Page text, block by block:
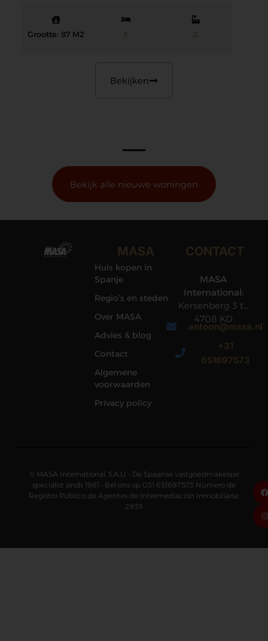
Grootte: 87 M2 3 2
Bekijken
Bekijk alle nieuwe woningen
MASA
Huis kopen in
Spanje
Regio’s en steden
Over MASA
Advies & blog
Contact
Algemene
voorwaarden
Privacy policy
CONTACT
MASA
International:
Kersenberg 3 te
4708 KD
Roosendaal
antoon@masa.nl
+31
651697573
© MASA International, S.A.U. • De Spaanse vastgoedmakelaar
specialist sinds 1981 • Bel ons op 031 651697573 Número de
Registro Público de Agentes de Intermediación Inmobiliaria:
2939